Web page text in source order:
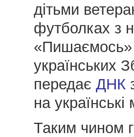
дітьми
футболках з
українських
передає ДНК
на
Таким чином